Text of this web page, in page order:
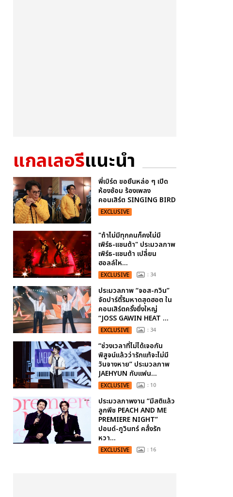
แกลเลอรีแนะนำ
พี่เบิร์ด ขอยืนหล่อ ๆ เปิด
ห้องซ้อม ร้องเพลง
คอนเสิร์ต SINGING BIRD
EXCLUSIVE
"ถ้าไม่มีทุกคนก็คงไม่มี
เพิร์ธ-แซนต้า" ประมวลภาพ
เพิร์ธ-แซนต้า เปลี่ยน
ฮอลล์ให...
EXCLUSIVE : 34
ประมวลภาพ “จอส-กวิน”
จัดปาร์ตี้ริมหาดสุดฮอต ใน
คอนเสิร์ตครั้งยิ่งใหญ่
“JOSS GAWIN HEAT ...
EXCLUSIVE : 34
“ช่วงเวลาที่ไม่ได้เจอกัน
พิสูจน์แล้วว่ารักแท้จะไม่มี
วันจางหาย” ประมวลภาพ
JAEHYUN กับแฟน...
EXCLUSIVE : 10
ประมวลภาพงาน “มีสติแล้ว
ลูกพีช PEACH AND ME
PREMIERE NIGHT”
ปอนด์-ภูวินทร์ คลั่งรัก
หวา...
EXCLUSIVE : 16